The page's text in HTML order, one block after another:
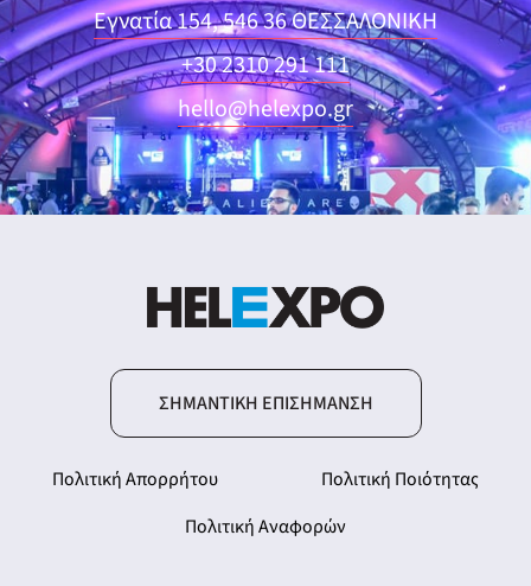
Εγνατία 154, 546 36 ΘΕΣΣΑΛΟΝΙΚΗ
+30 2310 291 111
hello@helexpo.gr
ΣΗΜΑΝΤΙΚΉ ΕΠΙΣΉΜΑΝΣΗ
Πολιτική Απορρήτου
Πολιτική Ποιότητας
Πολιτική Αναφορών